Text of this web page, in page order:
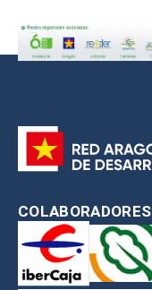
COLABORADORES